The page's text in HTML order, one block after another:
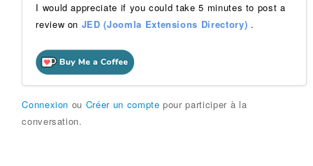
I would appreciate if you could take 5 minutes to post a
review on JED (Joomla Extensions Directory) .
Connexion ou Créer un compte pour participer à la
conversation.